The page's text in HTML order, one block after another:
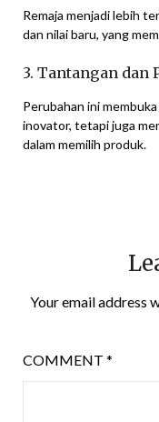
Remaja menjadi lebih
dan nilai baru, yang
3. Tantangan dan
Perubahan ini
inovator, tetapi juga
dalam memilih produk.
Your email address
COMMENT *